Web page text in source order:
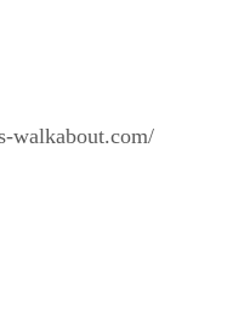
walkabout.com/